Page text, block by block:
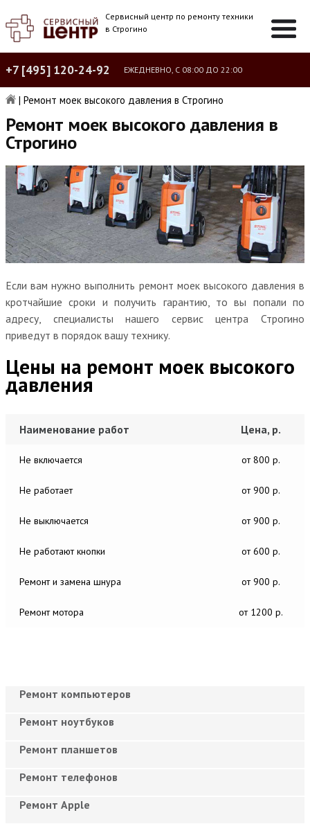
Сервисный центр по ремонту техники
в Строгино
+7 [495] 120-24-92 ЕЖЕДНЕВНО, С 08:00 ДО 22:00
| Ремонт моек высокого давления в Строгино
Ремонт моек высокого давления в
Строгино
Если вам нужно выполнить ремонт моек высокого давления в
кротчайшие сроки и получить гарантию, то вы попали по
адресу, специалисты нашего сервис центра Строгино
приведут в порядок вашу технику.
Цены на ремонт моек высокого
давления
Наименование работ Цена, р.
Не включается от 800 р.
Не работает от 900 р.
Не выключается от 900 р.
Не работают кнопки от 600 р.
Ремонт и замена шнура от 900 р.
Ремонт мотора от 1200 р.
Ремонт компьютеров
Ремонт ноутбуков
Ремонт планшетов
Ремонт телефонов
Ремонт Apple